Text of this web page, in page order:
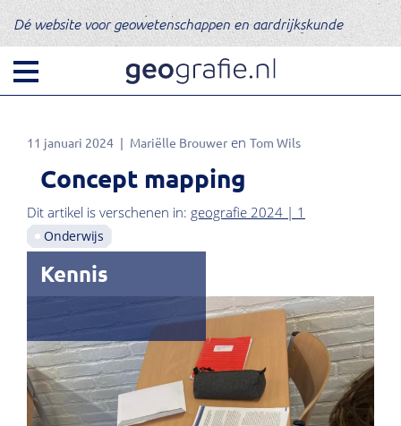
Dé website voor geowetenschappen en aardrijkskunde
11 januari 2024 Mariëlle Brouwer Tom Wils
Concept mapping
Dit artikel is verschenen in: geografie 2024 | 1
Onderwijs
Kennis